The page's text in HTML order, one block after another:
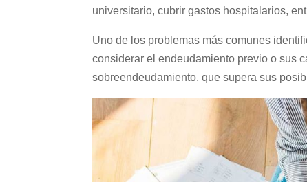
universitario, cubrir gastos hospitalarios,
Uno de los problemas más comunes
considerar el endeudamiento previo o sus
sobreendeudamiento, que supera sus